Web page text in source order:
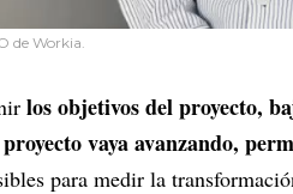
de Workia.
los objetivos del proyecto,
vaya avanzando,
para medir la